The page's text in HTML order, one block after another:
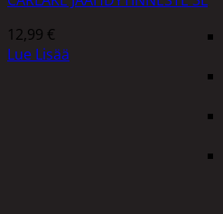
12,99 €
Lue Lisää